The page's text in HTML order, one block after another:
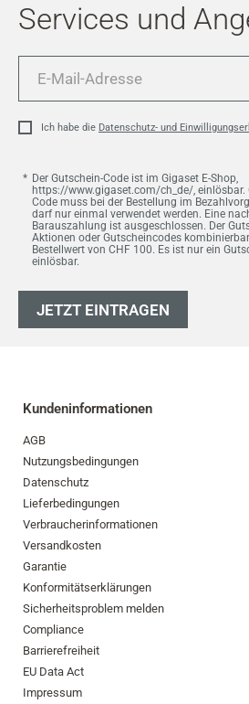
Services und
Mail-
Ich habe die Datenschutz- und
Der Gutschein-Code ist im Gigaset E-Shop,
https://www.gigaset.com/ch_de/,
Code muss bei der Bestellung im
darf nur einmal verwendet werden. Eine
Barauszahlung ist ausgeschlossen. Der
Aktionen oder Gutscheincodes
Bestellwert von CHF 100. Es ist nur ein
einlösbar.
JETZT EINTRAGEN
Kundeninformationen
AGB
Nutzungsbedingungen
Datenschutz
Lieferbedingungen
Verbraucherinformationen
Versandkosten
Garantie
Konformitätserklärungen
Sicherheitsproblem melden
Compliance
Barrierefreiheit
EU Data Act
Impressum